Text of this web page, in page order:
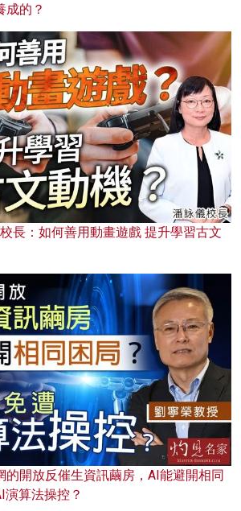
成的？
長：如何善用動畫遊戲 提升學習古文
的開放反催生資訊繭房，AI能避開相同
算法操控？